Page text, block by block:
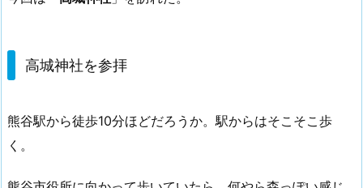
高城神社を参拝
熊谷駅から徒歩10分ほどだろうか。駅からはそこそこ歩
く。